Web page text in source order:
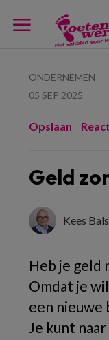
ONDERNEMEN
05 SEP 2025
Opslaan
Geld
Kees Bals
Heb je geld
Omdat je
een nieuwe
Je kunt naar